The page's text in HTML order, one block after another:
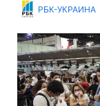
РБК-УКРАИНА